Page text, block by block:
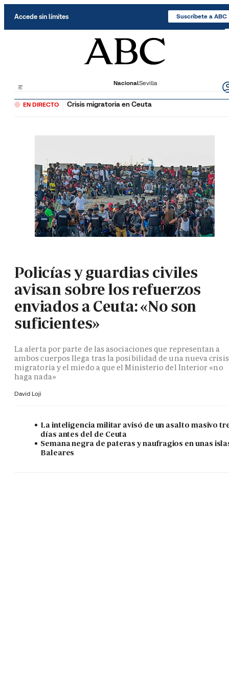
Accede sin límites Suscríbete a ABC
NacionalSevilla
EN DIRECTO Crisis migratoria en Ceuta
Policías y guardias civiles
avisan sobre los refuerzos
enviados a Ceuta: «No son
suficientes»
La alerta por parte de las asociaciones que representan a
ambos cuerpos llega tras la posibilidad de una nueva crisis
migratoria y el miedo a que el Ministerio del Interior «no
haga nada»
David Loji
La inteligencia militar avisó de un asalto masivo
días antes del de Ceuta
Semana negra de pateras y naufragios en unas
Baleares